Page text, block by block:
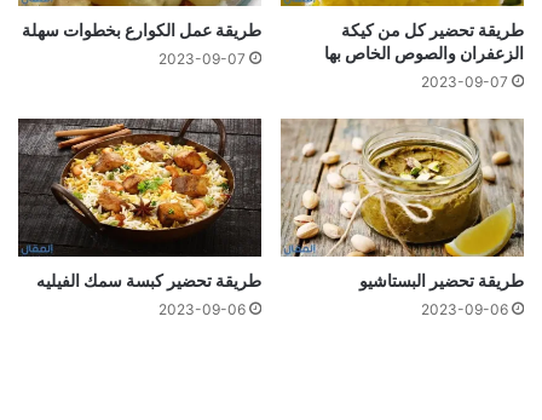
طريقة تحضير كل من كيكة
الزعفران والصوص الخاص بها
2023-09-07
طريقة عمل الكوارع بخطوات سهلة
2023-09-07
طريقة تحضير البستاشيو
2023-09-06
طريقة تحضير كبسة سمك الفيليه
2023-09-06